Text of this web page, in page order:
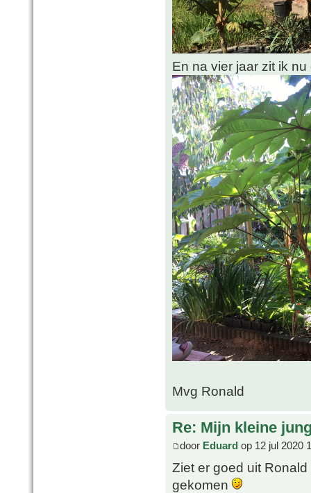
En na vier jaar zit ik
Mvg Ronald
Re: Mijn kleine
door Eduard op 12 jul 2020
Ziet er goed uit Ronald
gekomen